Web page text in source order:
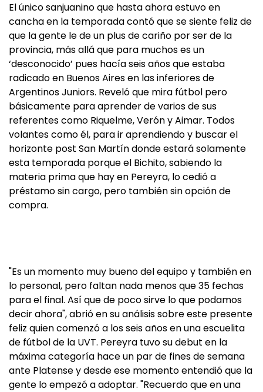
El único sanjuanino que hasta ahora estuvo en
cancha en la temporada contó que se siente feliz de
que la gente le de un plus de cariño por ser de la
provincia, más allá que para muchos es un
‘desconocido’ pues hacía seis años que estaba
radicado en Buenos Aires en las inferiores de
Argentinos Juniors. Reveló que mira fútbol pero
básicamente para aprender de varios de sus
referentes como Riquelme, Verón y Aimar. Todos
volantes como él, para ir aprendiendo y buscar el
horizonte post San Martín donde estará solamente
esta temporada porque el Bichito, sabiendo la
materia prima que hay en Pereyra, lo cedió a
préstamo sin cargo, pero también sin opción de
compra.
"Es un momento muy bueno del equipo y también en
lo personal, pero faltan nada menos que 35 fechas
para el final. Así que de poco sirve lo que podamos
decir ahora", abrió en su análisis sobre este presente
feliz quien comenzó a los seis años en una escuelita
de fútbol de la UVT. Pereyra tuvo su debut en la
máxima categoría hace un par de fines de semana
ante Platense y desde ese momento entendió que la
gente lo empezó a adoptar. "Recuerdo que en una